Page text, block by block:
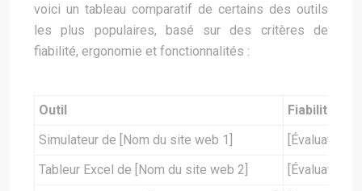
voici un tableau comparatif de certains des outils
les plus populaires, basé sur des critères de
fiabilité, ergonomie et fonctionnalités :
Outil Fiabilité
Simulateur de [Nom du site web 1]
[Évaluation]
Tableur Excel de [Nom du site web 2]
[Évaluation]